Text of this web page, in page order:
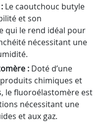
Le caoutchouc butyle
et son
qui le rend idéal pour
nécessitant une
: Doté d’une
chimiques et
le fluoroélastomère est
nécessitant une
et aux gaz.